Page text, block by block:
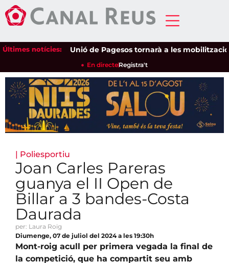
Últimes notícies:Unió de Pagesos tornarà a les mobilitzacions
En directeRegistra't
| Poliesportiu
Joan Carles Pareras
guanya el II Open de
Billar a 3 bandes-Costa
Daurada
per: Laura Roig
Diumenge, 07 de juliol del 2024 a les 19:30h
Mont-roig acull per primera vegada la final de
la competició, que ha compartit seu amb